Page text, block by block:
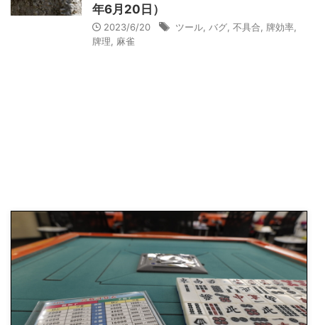
年6月20日）
2023/6/20 ツール バグ 不具合 牌効率
牌理
麻雀